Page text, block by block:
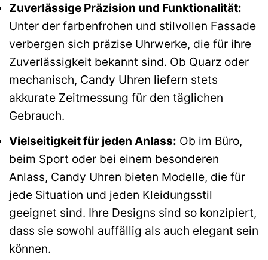
Zuverlässige Präzision und Funktionalität:
Unter der farbenfrohen und stilvollen Fassade
verbergen sich präzise Uhrwerke, die für ihre
Zuverlässigkeit bekannt sind. Ob Quarz oder
mechanisch, Candy Uhren liefern stets
akkurate Zeitmessung für den täglichen
Gebrauch.
Vielseitigkeit für jeden Anlass: Ob im Büro,
beim Sport oder bei einem besonderen
Anlass, Candy Uhren bieten Modelle, die für
jede Situation und jeden Kleidungsstil
geeignet sind. Ihre Designs sind so konzipiert,
dass sie sowohl auffällig als auch elegant sein
können.